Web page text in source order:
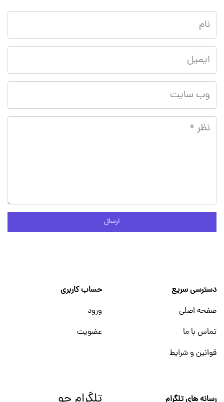
ارسال
دسترسی سریع
صفحه اصلی
تماس با ما
قوانین و شرایط
حساب کاربری
ورود
عضویت
رسانه های تلگرام